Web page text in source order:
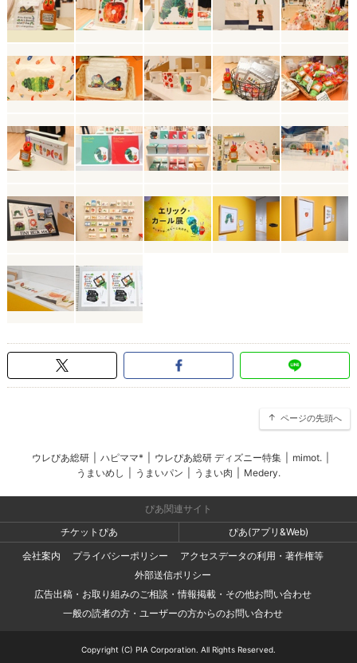
ページの先頭へ
ウレぴあ総研 ハピママ* ウレぴあ総研 ディズニー特集 mimot.
うまいめし
うまいパン うまい肉 Medery.
ぴあ関連サイト
チケットぴあ
ぴあ(アプリ&Web)
会社案内
プライバシーポリシー
アクセスデータの利用・著作権等
外部送信ポリシー
広告出稿・お取り組みのご相談・情報掲載・その他お問い合わせ
一般の読者の方・ユーザーの方からのお問い合わせ
Copyright (C) PIA Corporation. All Rights Reserved.